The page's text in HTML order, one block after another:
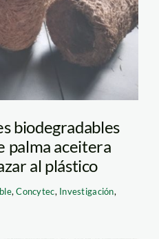
biodegradables
palma aceitera
al plástico
,Concytec, Investigación,